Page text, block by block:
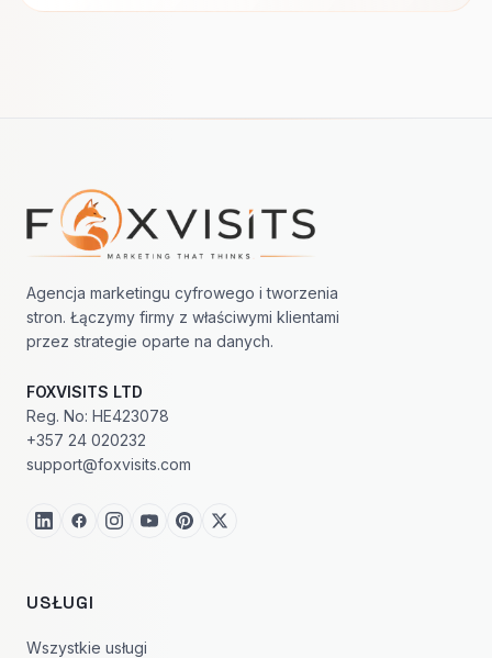
Nawigacja w stopce
Agencja marketingu cyfrowego i tworzenia
stron. Łączymy firmy z właściwymi klientami
przez strategie oparte na danych.
FOXVISITS LTD
Reg. No: HE423078
+357 24 020232
support@foxvisits.com
USŁUGI
Wszystkie usługi